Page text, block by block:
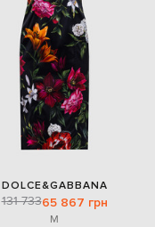
DOLCE&GABBANA
131 73365 867 грн
M